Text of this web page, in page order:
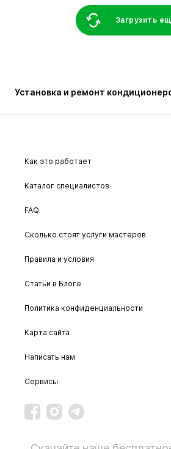
Загрузить
Установка и ремонт
Как это работает
Каталог специалистов
FAQ
Сколько стоят услуги мастеров
Правила и условия
Статьи в Блоге
Политика конфиденциальности
Карта сайта
Написать нам
Сервисы